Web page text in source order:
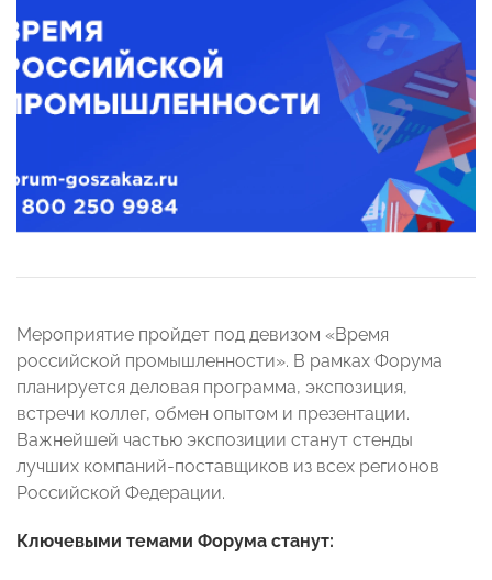
Мероприятие пройдет под девизом «Время
российской промышленности». В рамках Форума
планируется деловая программа, экспозиция,
встречи коллег, обмен опытом и презентации.
Важнейшей частью экспозиции станут стенды
лучших компаний-поставщиков из всех регионов
Российской Федерации.
Ключевыми темами Форума станут: